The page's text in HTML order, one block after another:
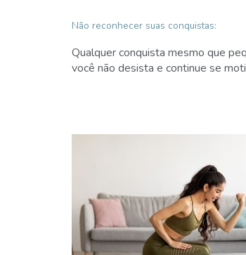
Não reconhecer suas conquistas:
Qualquer conquista mesmo que
você não desista e continue se